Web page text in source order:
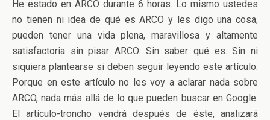
He estado en ARCO durante 6 horas. Lo mismo ustedes
no tienen ni idea de qué es ARCO y les digo una cosa,
pueden tener una vida plena, maravillosa y altamente
satisfactoria sin pisar ARCO. Sin saber qué es. Sin ni
siquiera plantearse si deben seguir leyendo este artículo.
Porque en este artículo no les voy a aclarar nada sobre
ARCO, nada más allá de lo que pueden buscar en Google.
El artículo-troncho vendrá después de éste, analizará